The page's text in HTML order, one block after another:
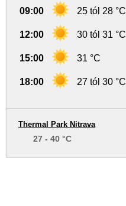
09:00 25 tól 28 °C
12:00 30 tól 31 °C
15:00 31 °C
18:00 27 tól 30 °C
Thermal Park Nitrava
27 - 40 °C